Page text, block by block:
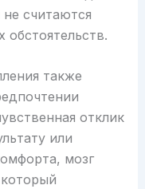
считаются
также
отклик
или
мозг